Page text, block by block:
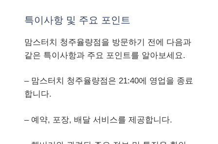
특이사항 및 주요 포인트
맘스터치 청주율량점을 방문하기 전에 다음과
같은 특이사항과 주요 포인트를 알아보세요.
– 맘스터치 청주율량점은 21:40에 영업을 종료
합니다.
– 예약, 포장, 배달 서비스를 제공합니다.